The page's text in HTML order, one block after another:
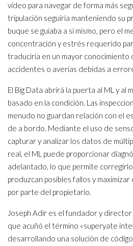
vídeo para navegar de forma más
tripulación seguiría manteniendo su
buque se guiaba a sí mismo, pero el
concentración y estrés requerido
traduciría en un mayor conocimiento
accidentes o averías debidas a
El Big Data abrirá la puerta al ML y
basado en la condición. Las
menudo no guardan relación con el
de a bordo. Mediante el uso de
capturar y analizar los datos de
real, el ML puede proporcionar
adelantado, lo que permite
produzcan posibles fallos y
por parte del propietario.
Joseph Adir es el fundador y
que acuñó el término «superyate
desarrollando una solución de